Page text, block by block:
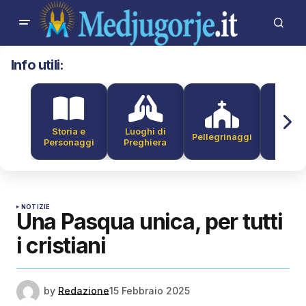
Info utili:
Storia e
Personaggi
Luoghi di
Preghiera
Pellegrinaggi
NOTIZIE
Una Pasqua unica, per tutti
i cristiani
by Redazione15 Febbraio 2025